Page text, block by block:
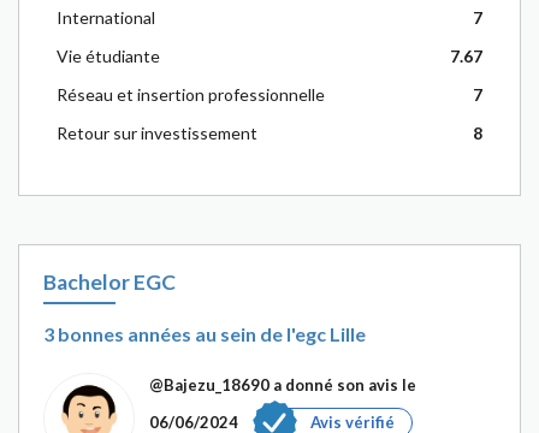
International
7
Vie étudiante
7.67
Réseau et insertion professionnelle
7
Retour sur investissement
8
Bachelor EGC
3 bonnes années au sein de l'egc Lille
@Bajezu_18690 a donné son avis le
06/06/2024
Avis vérifié